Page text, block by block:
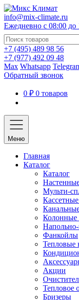
info@mix-climate.ru
Ежедневно с 08:00 до
+7 (495) 489 98 56
+7 (977) 492 09 48
Max Whatsapp
Обратный звонок
0 ₽ 0 товаров
Меню
Главная
Каталог
Каталог
Мульти-
Колонные
Фанкойлы
Тепловые
Акции
Тепловое
Бризеры